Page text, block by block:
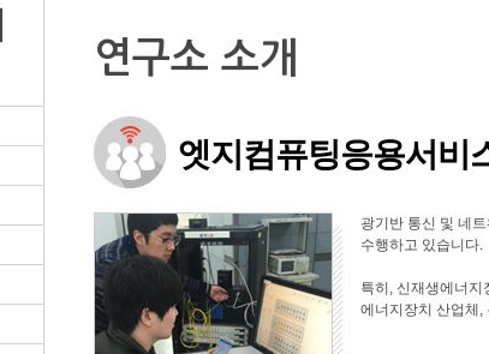
연구소 소개
엣지컴퓨팅응용서비
광기반 통신 및 네
수행하고 있습니다.
특히, 신재생에너지
에너지장치 산업체,